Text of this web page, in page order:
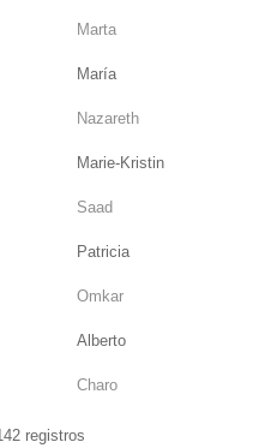
Marta
María
Nazareth
Marie-Kristin
Saad
Patricia
Omkar
Alberto
Charo
registros